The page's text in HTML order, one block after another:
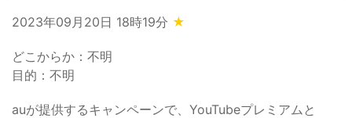
2023年09月20日 18時19分 ★
どこからか：不明
目的：不明
auが提供するキャンペーンで、YouTubeプレミアムと